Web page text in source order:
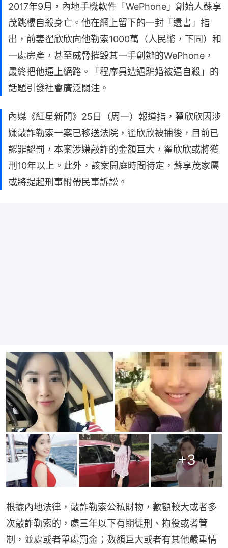
2017年9月，內地手機軟件「WePhone」創始人蘇享
茂跳樓自殺身亡。他在網上留下的一封「遺書」指
出，前妻翟欣欣向他勒索1000萬（人民幣，下同）和
一處房產，甚至威脅摧毀其一手創辦的WePhone，
最終把他逼上絕路。「程序員遭遇騙婚被逼自殺」的
話題引發社會廣泛關注。
內媒《紅星新聞》25日（周一）報道指，翟欣欣因涉
嫌敲詐勒索一案已移送法院，翟欣欣被捕後，目前已
認罪認罰，本案涉嫌敲詐的金額巨大，翟欣欣或將獲
刑10年以上。此外，該案開庭時間待定，蘇享茂家屬
或將提起刑事附帶民事訴訟。
+3
根據內地法律，敲詐勒索公私財物，數額較大或者多
次敲詐勒索的，處三年以下有期徒刑、拘役或者管
制，並處或者單處罰金；數額巨大或者有其他嚴重情